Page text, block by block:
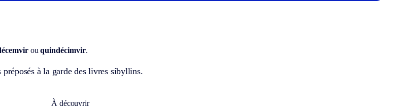
ouquindécimvir.
à la garde des livres sibyllins.
À découvrir